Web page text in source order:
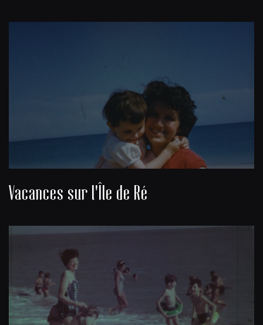
Vacances sur l'Île de Ré